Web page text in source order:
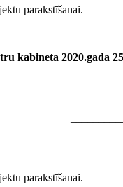
parakstīšanai.
kabineta 2020.gada
parakstīšanai.